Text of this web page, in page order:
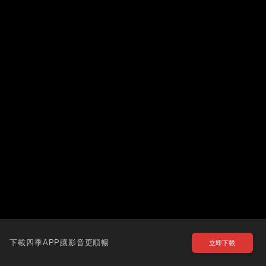
下載四季APP讓影音更順暢 立即下載